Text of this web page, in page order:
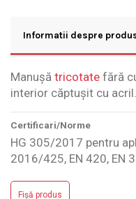
Informatii despre
Manușă tricotate fără
interior căptușit cu acril.
Certificari/Norme
HG 305/2017 pentru
2016/425, EN 420, EN
Fișă produs